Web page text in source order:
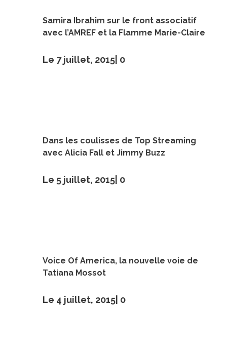
Samira Ibrahim sur le front associatif
avec l’AMREF et la Flamme Marie-Claire
Le 7 juillet, 2015| 0
Dans les coulisses de Top Streaming
avec Alicia Fall et Jimmy Buzz
Le 5 juillet, 2015| 0
Voice Of America, la nouvelle voie de
Tatiana Mossot
Le 4 juillet, 2015| 0